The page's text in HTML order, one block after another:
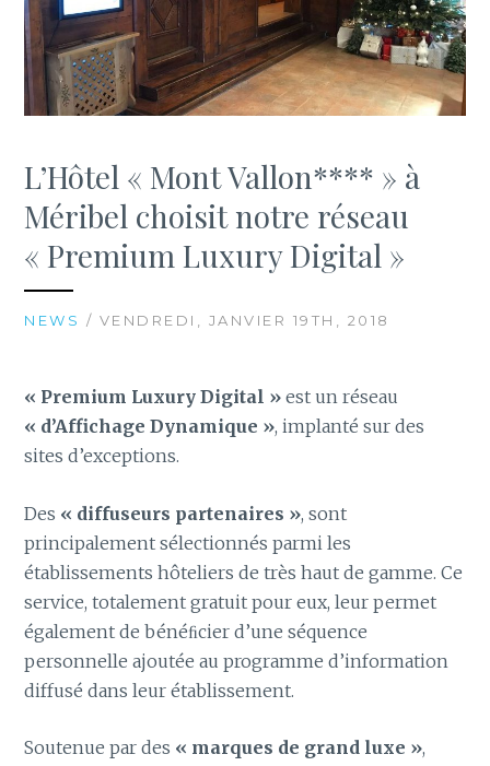
L’Hôtel « Mont Vallon**** » à
Méribel choisit notre réseau
« Premium Luxury Digital »
NEWS / VENDREDI, JANVIER 19TH, 2018
« Premium Luxury Digital » est un réseau
« d’Affichage Dynamique », implanté sur des
sites d’exceptions.
Des « diffuseurs partenaires », sont
principalement sélectionnés parmi les
établissements hôteliers de très haut de gamme. Ce
service, totalement gratuit pour eux, leur permet
également de bénéﬁcier d’une séquence
personnelle ajoutée au programme d’information
diffusé dans leur établissement.
Soutenue par des « marques de grand luxe »,